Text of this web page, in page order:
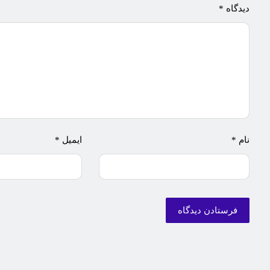
دیدگاه *
نام * ایمیل *